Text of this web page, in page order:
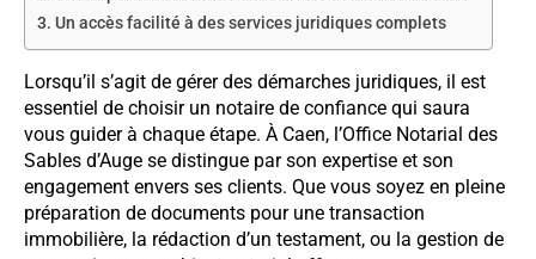
Un accès facilité à des services juridiques complets
Lorsqu’il s’agit de gérer des démarches juridiques, il est
essentiel de choisir un notaire de confiance qui saura
vous guider à chaque étape. À Caen, l’Office Notarial des
Sables d’Auge se distingue par son expertise et son
engagement envers ses clients. Que vous soyez en pleine
préparation de documents pour une transaction
immobilière, la rédaction d’un testament, ou la gestion de